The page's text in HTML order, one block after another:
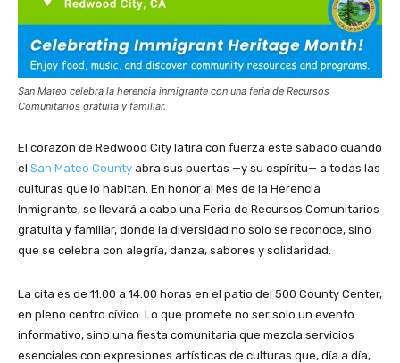
San Mateo celebra la herencia inmigrante con una feria de Recursos
Comunitarios gratuita y familiar.
El corazón de Redwood City latirá con fuerza este sábado cuando
el San Mateo County abra sus puertas —y su espíritu— a todas las
culturas que lo habitan. En honor al Mes de la Herencia
Inmigrante, se llevará a cabo una Feria de Recursos Comunitarios
gratuita y familiar, donde la diversidad no solo se reconoce, sino
que se celebra con alegría, danza, sabores y solidaridad.
La cita es de 11:00 a 14:00 horas en el patio del 500 County Center,
en pleno centro cívico. Lo que promete no ser solo un evento
informativo, sino una fiesta comunitaria que mezcla servicios
esenciales con expresiones artísticas de culturas que, día a día,